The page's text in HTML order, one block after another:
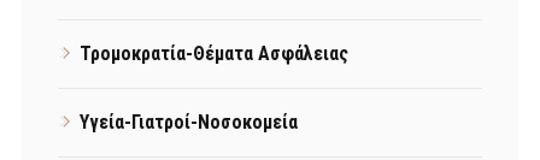
Τρομοκρατία-Θέματα Ασφάλειας
Υγεία-Γιατροί-Νοσοκομεία